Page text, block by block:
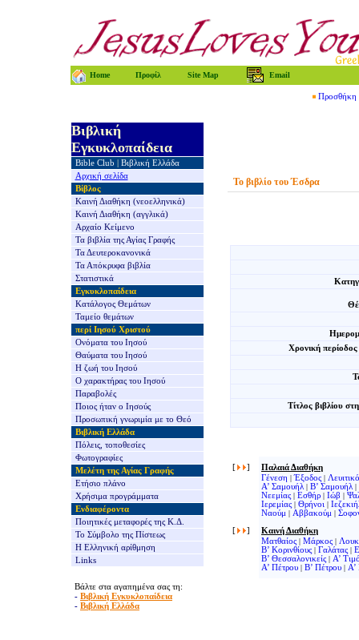
Home Προφίλ Site Map Email
Προσθήκη
Βιβλική
Εγκυκλοπαίδεια
Bible Club
Βιβλική Ελλάδα
Αρχική σελίδα
Βίβλος
Καινή Διαθήκη (νεοελληνικά)
Καινή Διαθήκη (αγγλικά)
Αρχαίο Κείμενο
Τα βιβλία τηςΑγίας Γραφής
Τα Δευτεροκανονικά
Τα Απόκρυφα βιβλία
Στατιστικά
Εγκυκλοπαίδεια
Κατάλογος Θεμάτων
Ταμείο θεμάτων
περί Ιησού Χριστού
Ονόματα του Ιησού
Θαύματα του Ιησού
Η ζωή του Ιησού
Ο χαρακτήρας του Ιησού
Παραβολές
Ποιος ήταν ο Ιησούς
Προσωπική γνωριμία με το Θεό
Βιβλική Ελλάδα
Πόλεις, τοποθεσίες
Φωτογραφίες
Μελέτη της Αγίας Γραφής
Ετήσιο πλάνο
Χρήσιμα προγράμματα
Ενδιαφέροντα
Ποιητικές μεταφορές της Κ.Δ.
Το Σύμβολο της Πίστεως
Η Ελληνική αρίθμηση
Links
Βάλτε στα αγαπημένα σας τη:
- Βιβλική Εγκυκλοπαίδεια
- Βιβλική Ελλάδα
Το βιβλίο του Έσδρα
Χρονική
Τίτλος βιβλίου
[ ]
Παλαιά Διαθήκη
Γένεση |Έξοδος | Λευιτικό
Α’ Σαμουήλ | Β’ Σαμουήλ |
Νεεμίας | Εσθήρ | Ιώβ |
Ιερεμίας | Θρήνοι |
Ναούμ | Αββακούμ |
[
]
Καινή Διαθήκη
Ματθαίος | Μάρκος |
Β’ Κορινθίους | Γαλάτας |
Β’ Θεσσαλονικείς | Α’
Α’ Πέτρου | Β’ Πέτρου | Α’